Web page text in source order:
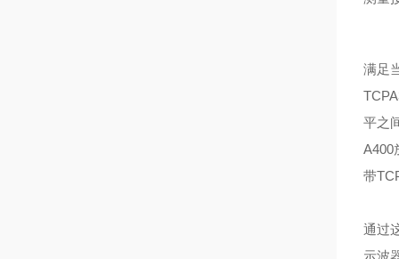
满足
平之
A400
带
通过
示波